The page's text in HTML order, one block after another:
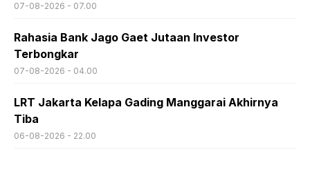
07-08-2026 - 07.00
Rahasia Bank Jago Gaet Jutaan Investor
Terbongkar
07-08-2026 - 04.00
LRT Jakarta Kelapa Gading Manggarai Akhirnya
Tiba
06-08-2026 - 22.00